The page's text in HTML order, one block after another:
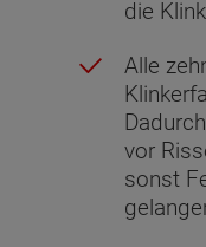
die
Alle
vor
sonst